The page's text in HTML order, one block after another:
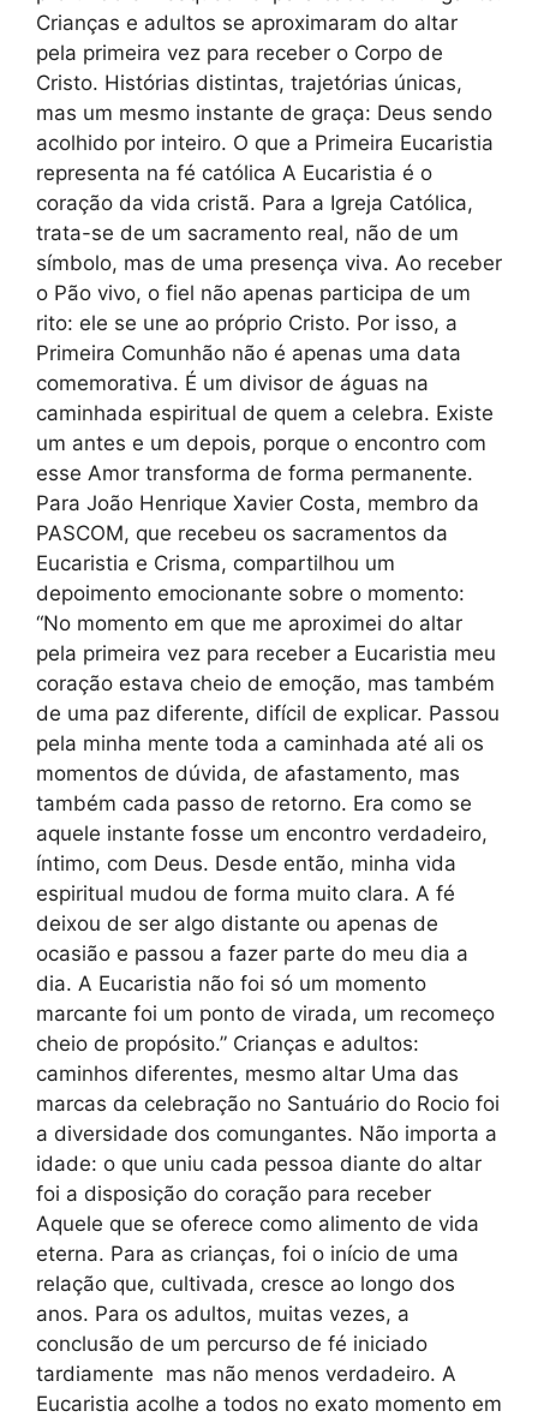
Crianças e adultos se aproximaram do altar
pela primeira vez para receber o Corpo de
Cristo. Histórias distintas, trajetórias únicas,
mas um mesmo instante de graça: Deus sendo
acolhido por inteiro. O que a Primeira Eucaristia
representa na fé católica A Eucaristia é o
coração da vida cristã. Para a Igreja Católica,
trata-se de um sacramento real, não de um
símbolo, mas de uma presença viva. Ao receber
o Pão vivo, o fiel não apenas participa de um
rito: ele se une ao próprio Cristo. Por isso, a
Primeira Comunhão não é apenas uma data
comemorativa. É um divisor de águas na
caminhada espiritual de quem a celebra. Existe
um antes e um depois, porque o encontro com
esse Amor transforma de forma permanente.
Para João Henrique Xavier Costa, membro da
PASCOM, que recebeu os sacramentos da
Eucaristia e Crisma, compartilhou um
depoimento emocionante sobre o momento:
“No momento em que me aproximei do altar
pela primeira vez para receber a Eucaristia meu
coração estava cheio de emoção, mas também
de uma paz diferente, difícil de explicar. Passou
pela minha mente toda a caminhada até ali os
momentos de dúvida, de afastamento, mas
também cada passo de retorno. Era como se
aquele instante fosse um encontro verdadeiro,
íntimo, com Deus. Desde então, minha vida
espiritual mudou de forma muito clara. A fé
deixou de ser algo distante ou apenas de
ocasião e passou a fazer parte do meu dia a
dia. A Eucaristia não foi só um momento
marcante foi um ponto de virada, um recomeço
cheio de propósito.” Crianças e adultos:
caminhos diferentes, mesmo altar Uma das
marcas da celebração no Santuário do Rocio foi
a diversidade dos comungantes. Não importa a
idade: o que uniu cada pessoa diante do altar
foi a disposição do coração para receber
Aquele que se oferece como alimento de vida
eterna. Para as crianças, foi o início de uma
relação que, cultivada, cresce ao longo dos
anos. Para os adultos, muitas vezes, a
conclusão de um percurso de fé iniciado
tardiamente mas não menos verdadeiro. A
Eucaristia acolhe a todos no exato momento em